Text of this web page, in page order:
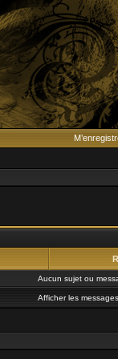
Aucun sujet ou
Afficher les